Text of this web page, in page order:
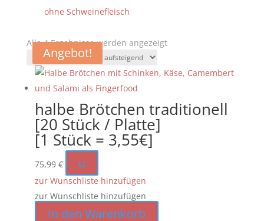
ohne Schweinefleisch
Alle 4 Ergebnisse werden angezeigtNach
sortiert:
halbe Brötchen traditionell
[20 Stück / Platte]
[1 Stück = 3,55€]
75,99 € u
zur Wunschliste hinzufügen
zur Wunschliste hinzufügen
In den Warenkorb
Angebot!